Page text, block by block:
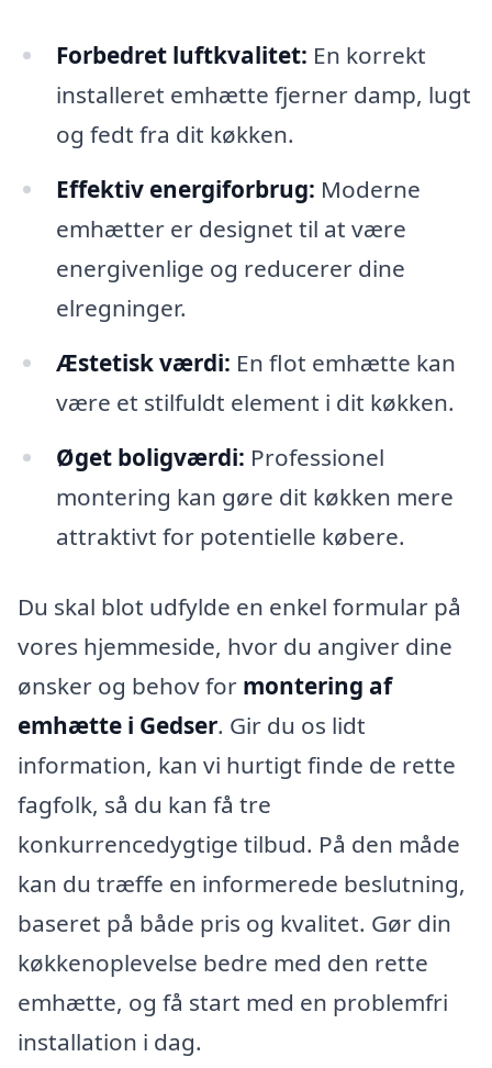
Forbedret luftkvalitet: En korrekt
installeret emhætte fjerner damp, lugt
og fedt fra dit køkken.
Effektiv energiforbrug: Moderne
emhætter er designet til at være
energivenlige og reducerer dine
elregninger.
Æstetisk værdi: En flot emhætte kan
være et stilfuldt element i dit køkken.
Øget boligværdi: Professionel
montering kan gøre dit køkken mere
attraktivt for potentielle købere.
Du skal blot udfylde en enkel formular på
vores hjemmeside, hvor du angiver dine
ønsker og behov for montering af
emhætte i Gedser. Gir du os lidt
information, kan vi hurtigt finde de rette
fagfolk, så du kan få tre
konkurrencedygtige tilbud. På den måde
kan du træffe en informerede beslutning,
baseret på både pris og kvalitet. Gør din
køkkenoplevelse bedre med den rette
emhætte, og få start med en problemfri
installation i dag.